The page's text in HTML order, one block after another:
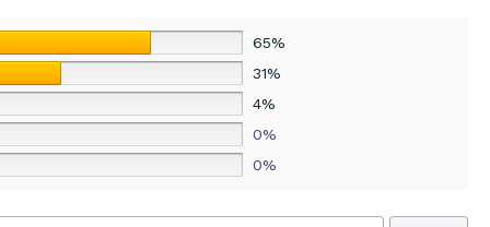
65%
31%
4%
0%
0%